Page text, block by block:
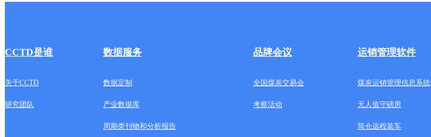
CCTD是谁 数据服务 品牌会议 运销管理软件
关于CCTD 数据定制 全国煤炭交易会 煤炭运销管理信息系统
研究团队 产业数据库 考察活动 无人值守磅房
周期类刊物和分析报告 筒仓远程装车